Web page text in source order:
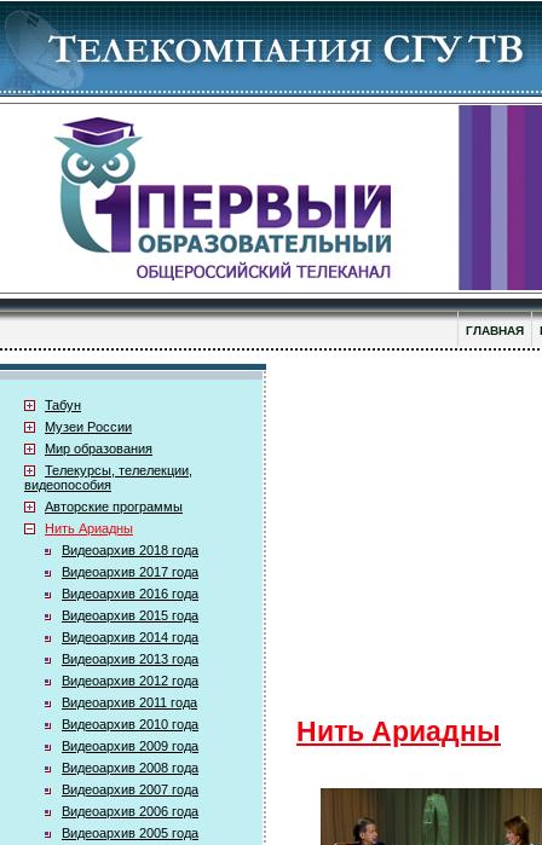
ГЛАВНАЯ
Табун
Музеи России
Мир образования
Телекурсы, телелекции,
видеопособия
Авторские программы
Нить Ариадны
Видеоархив 2018 года
Видеоархив 2017 года
Видеоархив 2016 года
Видеоархив 2015 года
Видеоархив 2014 года
Видеоархив 2013 года
Видеоархив 2012 года
Видеоархив 2011 года
Видеоархив 2010 года
Видеоархив 2009 года
Видеоархив 2008 года
Видеоархив 2007 года
Видеоархив 2006 года
Видеоархив 2005 года
Нить Ариадны